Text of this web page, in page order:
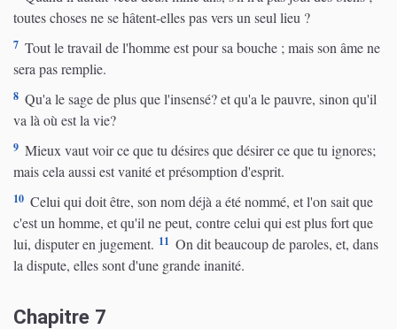
toutes choses ne se hâtent-elles pas vers un seul lieu ?
7 Tout le travail de l'homme est pour sa bouche ; mais son âme ne
sera pas remplie.
8 Qu'a le sage de plus que l'insensé? et qu'a le pauvre, sinon qu'il
va là où est la vie?
9 Mieux vaut voir ce que tu désires que désirer ce que tu ignores;
mais cela aussi est vanité et présomption d'esprit.
10 Celui qui doit être, son nom déjà a été nommé, et l'on sait que
c'est un homme, et qu'il ne peut, contre celui qui est plus fort que
lui, disputer en jugement. 11 On dit beaucoup de paroles, et, dans
la dispute, elles sont d'une grande inanité.
Chapitre 7